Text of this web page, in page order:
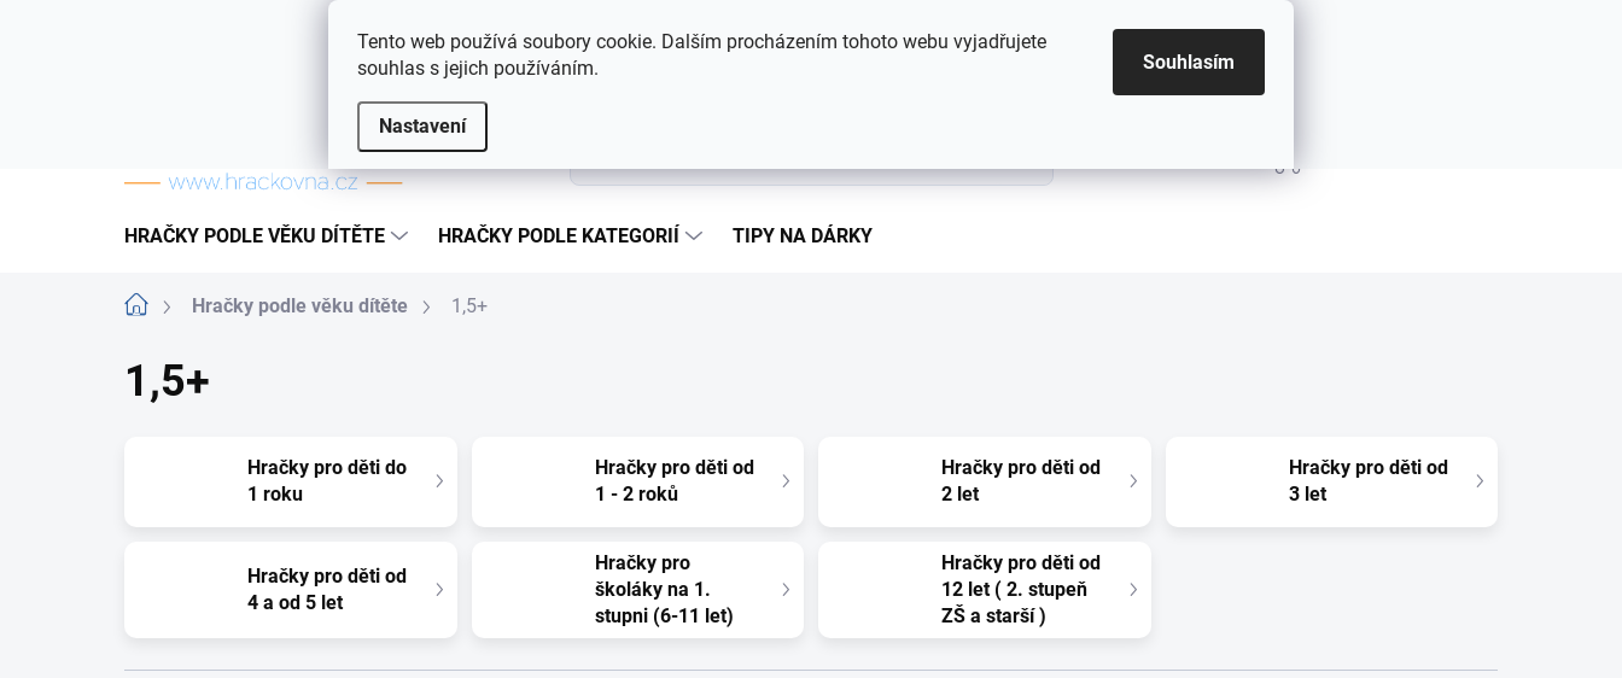
Tento web používá soubory cookie. Dalším procházením tohoto webu vyjadřujete
souhlas s jejich používáním.
Nastavení
Souhlasím
Často kladené otázky Hodnocení obchodu Kontakty
HRAČKY PODLE VĚKU DÍTĚTE HRAČKY PODLE KATEGORIÍ TIPY NA DÁRKY
DomůHračky podle věku dítěte 1,5+
1,5+
Hračky pro děti do
1 roku
Hračky pro děti od
1 - 2 roků
Hračky pro děti od
2 let
Hračky pro děti od
3 let
Hračky pro děti od
4 a od 5 let
Hračky pro
školáky na 1.
stupni (6-11 let)
Hračky pro děti od
12 let ( 2. stupeň
ZŠ a starší )